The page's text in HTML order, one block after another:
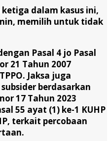
dalam kasus ini,
memilih untuk tidak
Pasal 4 jo Pasal
21 Tahun 2007
Jaksa juga
berdasarkan
17 Tahun 2023
55 ayat (1) ke-1 KUHP
terkait percobaan